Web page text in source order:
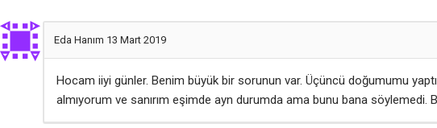
Eda Hanım 13 Mart 2019
Hocam iiyi günler. Benim büyük bir sorunun var. Üçüncü doğumumu
almıyorum ve sanırım eşimde ayn durumda ama bunu bana söylemedi.